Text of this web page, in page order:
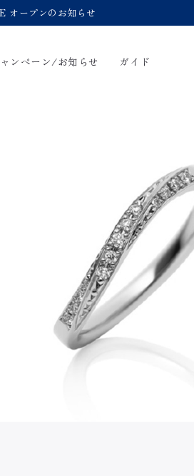
ープンのお知らせ
ンペーン/お知らせ ガイド
ブライダルリングの選び方